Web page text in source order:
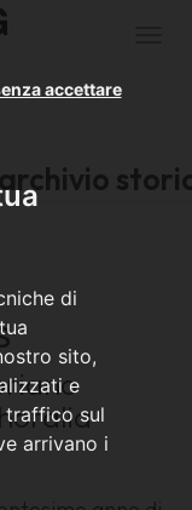
di
sito,
e
traffico sul
arrivano i
accettare